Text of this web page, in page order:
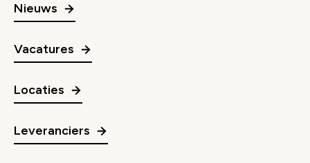
Nieuws
Vacatures
Locaties
Leveranciers